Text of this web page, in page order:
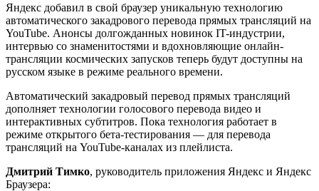
Яндекс добавил в свой браузер уникальную технологию
автоматического закадрового перевода прямых трансляций на
YouTube. Анонсы долгожданных новинок IT-индустрии,
интервью со знаменитостями и вдохновляющие онлайн-
трансляции космических запусков теперь будут доступны на
русском языке в режиме реального времени.
Автоматический закадровый перевод прямых трансляций
дополняет технологии голосового перевода видео и
интерактивных субтитров. Пока технология работает в
режиме открытого бета-тестирования — для перевода
трансляций на YouTube-каналах из плейлиста.
Дмитрий Тимко, руководитель приложения Яндекс и Яндекс
Браузера: